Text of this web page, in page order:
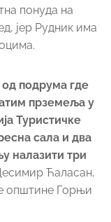
понуда на
јер Рудник има
од подрума где
прземеља у
Туристичке
сала и два
налазити три
Ћаласан,
општине Горњи